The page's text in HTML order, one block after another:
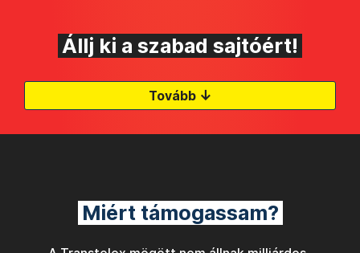
Állj ki a szabad sajtóért!
Tovább ↓
Miért támogassam?